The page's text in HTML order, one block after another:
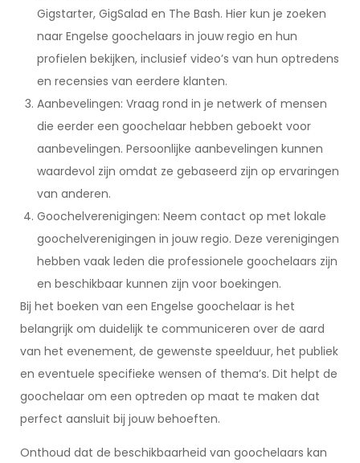
Gigstarter, GigSalad en The Bash. Hier kun je zoeken
naar Engelse goochelaars in jouw regio en hun
profielen bekijken, inclusief video’s van hun optredens
en recensies van eerdere klanten.
Aanbevelingen: Vraag rond in je netwerk of mensen
die eerder een goochelaar hebben geboekt voor
aanbevelingen. Persoonlijke aanbevelingen kunnen
waardevol zijn omdat ze gebaseerd zijn op ervaringen
van anderen.
Goochelverenigingen: Neem contact op met lokale
goochelverenigingen in jouw regio. Deze verenigingen
hebben vaak leden die professionele goochelaars zijn
en beschikbaar kunnen zijn voor boekingen.
Bij het boeken van een Engelse goochelaar is het
belangrijk om duidelijk te communiceren over de aard
van het evenement, de gewenste speelduur, het publiek
en eventuele specifieke wensen of thema’s. Dit helpt de
goochelaar om een optreden op maat te maken dat
perfect aansluit bij jouw behoeften.
Onthoud dat de beschikbaarheid van goochelaars kan